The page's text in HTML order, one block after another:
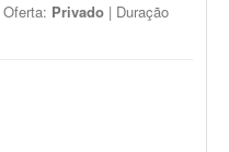
Oferta: Privado | Duração